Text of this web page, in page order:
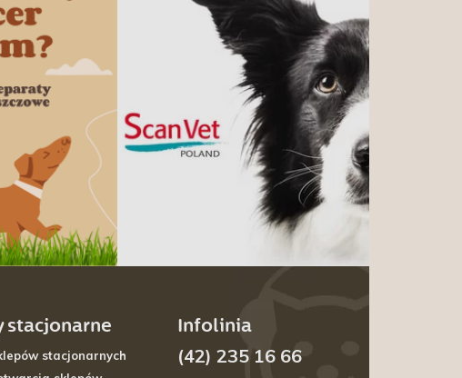
stacjonarne
stacjonarnych
Infolinia
(42) 235 16 66